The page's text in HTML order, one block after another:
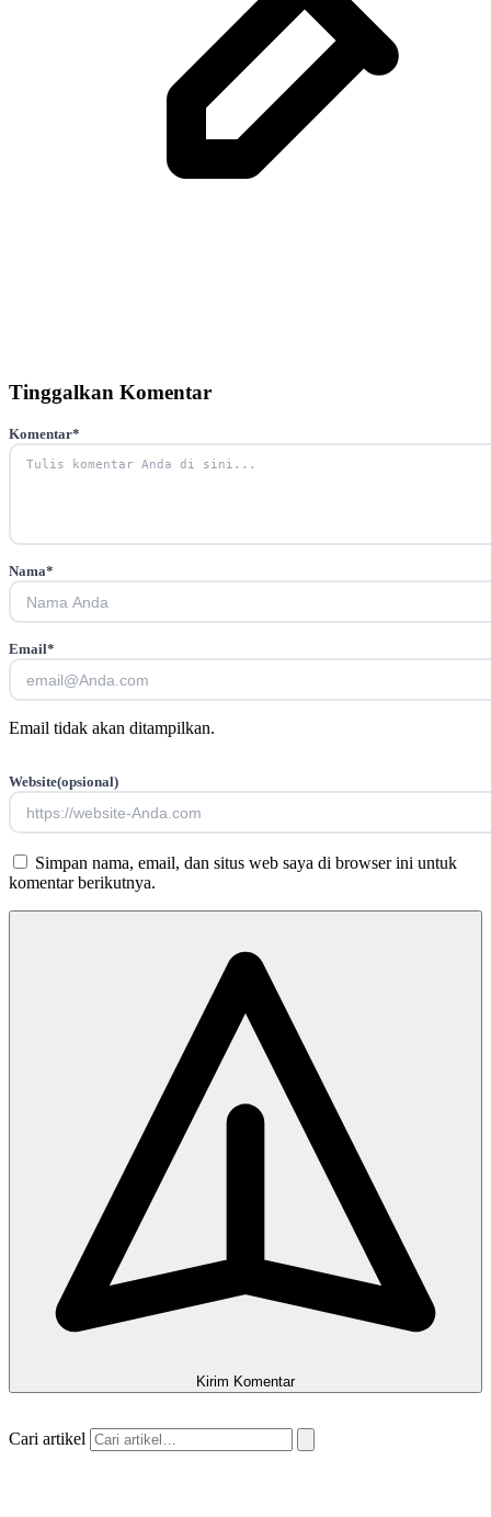
Tinggalkan Komentar
Komentar*
Nama*
Email*
Email tidak akan ditampilkan.
Website(opsional)
Simpan nama, email, dan situs web saya di browser ini untuk
komentar berikutnya.
Kirim Komentar
Cari artikel